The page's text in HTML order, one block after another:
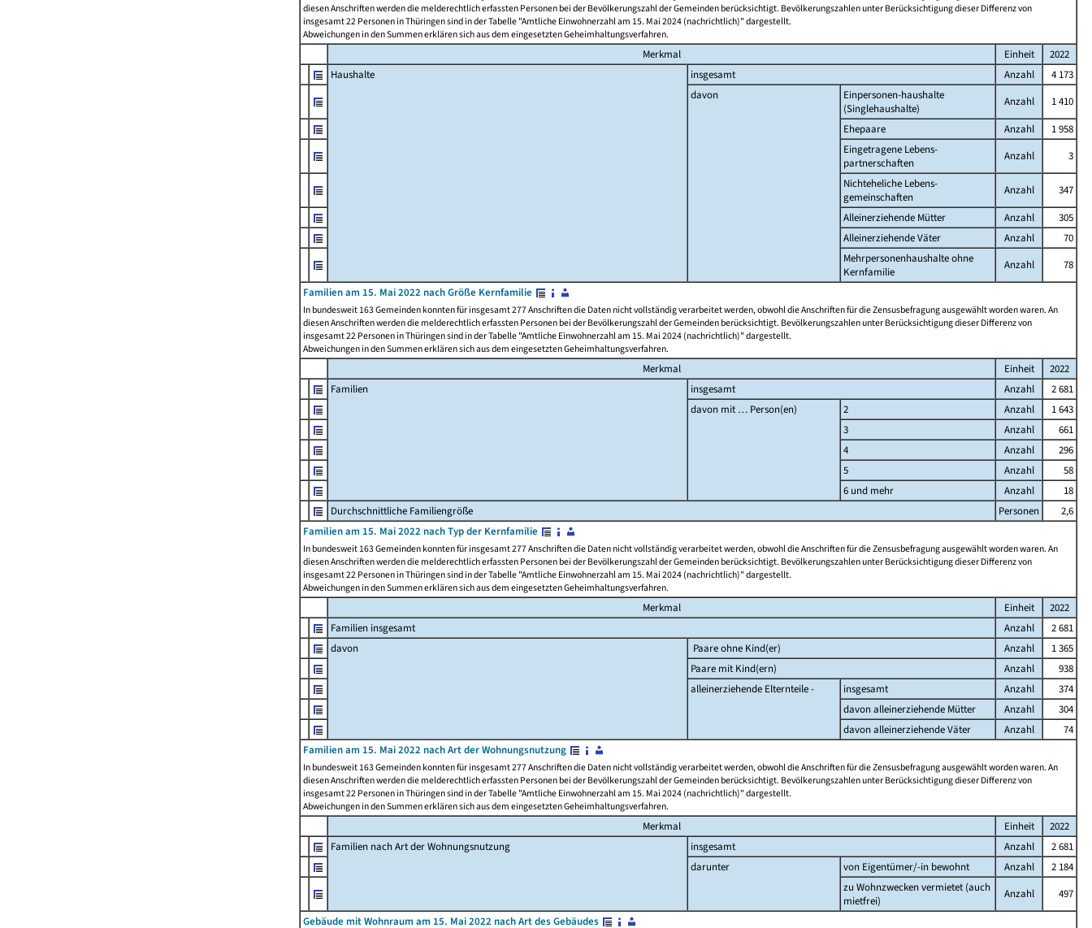
diesen Anschriften werden die melderechtlich erfassten Personen bei der Bevölkerungszahl der Gemeinden berücksichtigt. Bevölkerungszahlen unter Berücksichtigung dieser Differenz von
insgesamt 22 Personen in Thüringen sind in der Tabelle "Amtliche Einwohnerzahl am 15. Mai 2024 (nachrichtlich)" dargestellt.
Abweichungen in den Summen erklären sich aus dem eingesetzten Geheimhaltungsverfahren.
Merkmal Einheit
2022
Haushalte
insgesamt Anzahl
4 173
davon
Einpersonen-haushalte
(Singlehaushalte)
Anzahl
1 410
Ehepaare
Anzahl
1 958
Eingetragene Lebens-
partnerschaften
Anzahl
3
Nichteheliche Lebens-
gemeinschaften
Anzahl
347
Alleinerziehende Mütter
Anzahl
305
Alleinerziehende Väter
Anzahl
70
Mehrpersonenhaushalte ohne
Kernfamilie
Anzahl
78
Familien am 15. Mai 2022 nach Größe Kernfamilie
In bundesweit 163 Gemeinden konnten für insgesamt 277 Anschriften die Daten nicht vollständig verarbeitet werden, obwohl die Anschriften für die Zensusbefragung ausgewählt worden waren. An
diesen Anschriften werden die melderechtlich erfassten Personen bei der Bevölkerungszahl der Gemeinden berücksichtigt. Bevölkerungszahlen unter Berücksichtigung dieser Differenz von
insgesamt 22 Personen in Thüringen sind in der Tabelle "Amtliche Einwohnerzahl am 15. Mai 2024 (nachrichtlich)" dargestellt.
Abweichungen in den Summen erklären sich aus dem eingesetzten Geheimhaltungsverfahren.
Merkmal Einheit
2022
Familien
insgesamt Anzahl
2 681
davon mit … Person(en)
2 Anzahl
1 643
3
Anzahl
661
4
Anzahl
296
5
Anzahl
58
6 und mehr
Anzahl
18
Durchschnittliche Familiengröße
Personen
2,6
Familien am 15. Mai 2022 nach Typ der Kernfamilie
In bundesweit 163 Gemeinden konnten für insgesamt 277 Anschriften die Daten nicht vollständig verarbeitet werden, obwohl die Anschriften für die Zensusbefragung ausgewählt worden waren. An
diesen Anschriften werden die melderechtlich erfassten Personen bei der Bevölkerungszahl der Gemeinden berücksichtigt. Bevölkerungszahlen unter Berücksichtigung dieser Differenz von
insgesamt 22 Personen in Thüringen sind in der Tabelle "Amtliche Einwohnerzahl am 15. Mai 2024 (nachrichtlich)" dargestellt.
Abweichungen in den Summen erklären sich aus dem eingesetzten Geheimhaltungsverfahren.
Merkmal Einheit
2022
Familien insgesamt
Anzahl
2 681
davon
Paare ohne Kind(er) Anzahl
1 365
Paare mit Kind(ern)
Anzahl
938
alleinerziehende Elternteile -
insgesamt Anzahl
374
davon alleinerziehende Mütter
Anzahl
304
davon alleinerziehende Väter
Anzahl
74
Familien am 15. Mai 2022 nach Art der Wohnungsnutzung
In bundesweit 163 Gemeinden konnten für insgesamt 277 Anschriften die Daten nicht vollständig verarbeitet werden, obwohl die Anschriften für die Zensusbefragung ausgewählt worden waren. An
diesen Anschriften werden die melderechtlich erfassten Personen bei der Bevölkerungszahl der Gemeinden berücksichtigt. Bevölkerungszahlen unter Berücksichtigung dieser Differenz von
insgesamt 22 Personen in Thüringen sind in der Tabelle "Amtliche Einwohnerzahl am 15. Mai 2024 (nachrichtlich)" dargestellt.
Abweichungen in den Summen erklären sich aus dem eingesetzten Geheimhaltungsverfahren.
Merkmal Einheit
2022
Familien nach Art der Wohnungsnutzung
insgesamt Anzahl
2 681
darunter
von Eigentümer/-in bewohnt Anzahl
2 184
zu Wohnzwecken vermietet (auch
mietfrei)
Anzahl
497
Gebäude mit Wohnraum am 15. Mai 2022 nach Art des Gebäudes